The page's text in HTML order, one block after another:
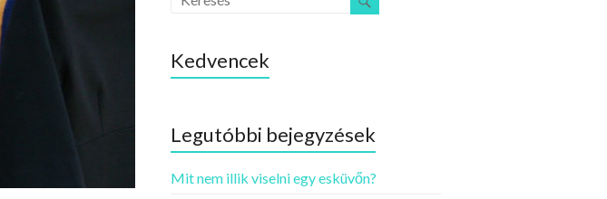
Kedvencek
Legutóbbi bejegyzések
Mit nem illik viselni egy esküvőn?